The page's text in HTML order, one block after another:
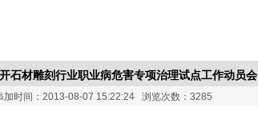
石材雕刻行业职业病危害专项治理试点工作动员会
加时间：2013-08-07 15:22:24 浏览次数：3285